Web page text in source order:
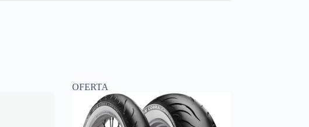
OFERTA